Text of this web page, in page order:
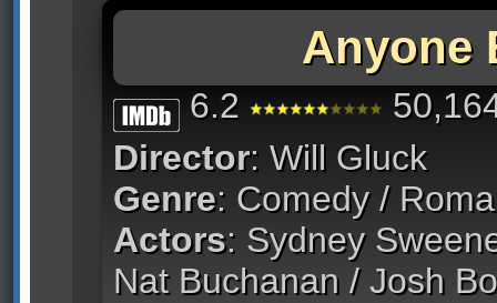
Anyone
6.2
Director: Will Gluck
Genre: Comedy /
Actors: Sydney
Nat Buchanan / Josh